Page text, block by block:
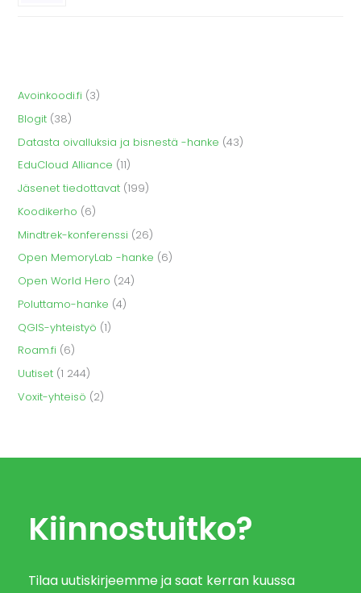
Avoinkoodi.fi (3)
Blogit (38)
Datasta oivalluksia ja bisnestä -hanke (43)
EduCloud Alliance (11)
Jäsenet tiedottavat (199)
Koodikerho (6)
Mindtrek-konferenssi (26)
Open MemoryLab -hanke (6)
Open World Hero (24)
Poluttamo-hanke (4)
QGIS-yhteistyö (1)
Roam.fi (6)
Uutiset (1 244)
Voxit-yhteisö (2)
Kiinnostuitko?
Tilaa uutiskirjeemme ja saat kerran kuussa